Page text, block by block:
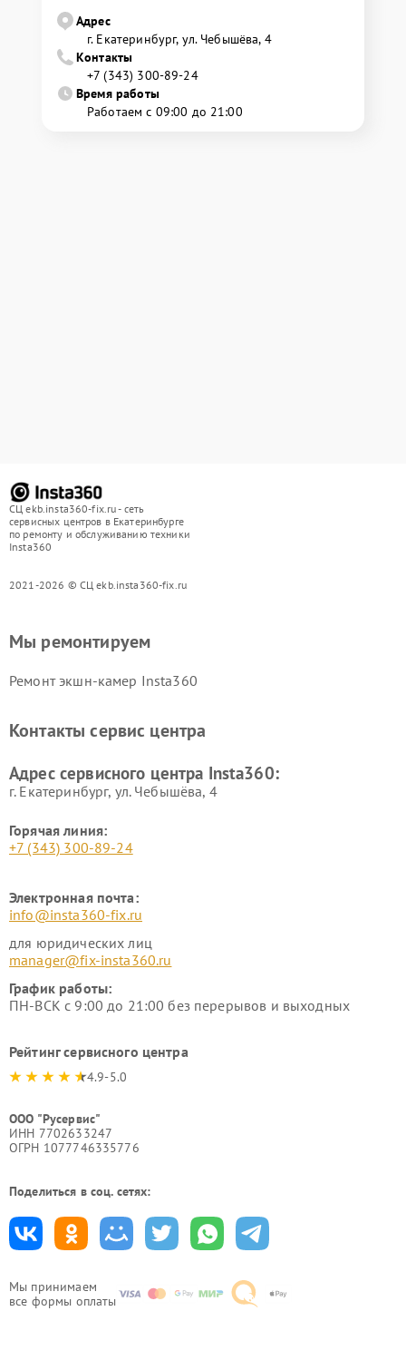
Адрес
г. Екатеринбург, ул. Чебышёва, 4
Контакты
+7 (343) 300-89-24
Время работы
Работаем с 09:00 до 21:00
СЦ ekb.insta360-fix.ru - сеть
сервисных центров в Екатеринбурге
по ремонту и обслуживанию техники
Insta360
2021-2026 © СЦ ekb.insta360-fix.ru
Мы принимаем
все формы оплаты
Мы ремонтируем
Ремонт экшн-камер Insta360
Контакты сервис центра
Адрес сервисного центра Insta360:
г. Екатеринбург, ул. Чебышёва, 4
Горячая линия:
+7 (343) 300-89-24
Электронная почта:
info@insta360-fix.ru
для юридических лиц
manager@fix-insta360.ru
График работы:
ПН-ВСК с 9:00 до 21:00 без перерывов и выходных
Рейтинг сервисного центра
4.9-5.0
ООО "Русервис"
ИНН 7702633247
ОГРН 1077746335776
Поделиться в соц. сетях: